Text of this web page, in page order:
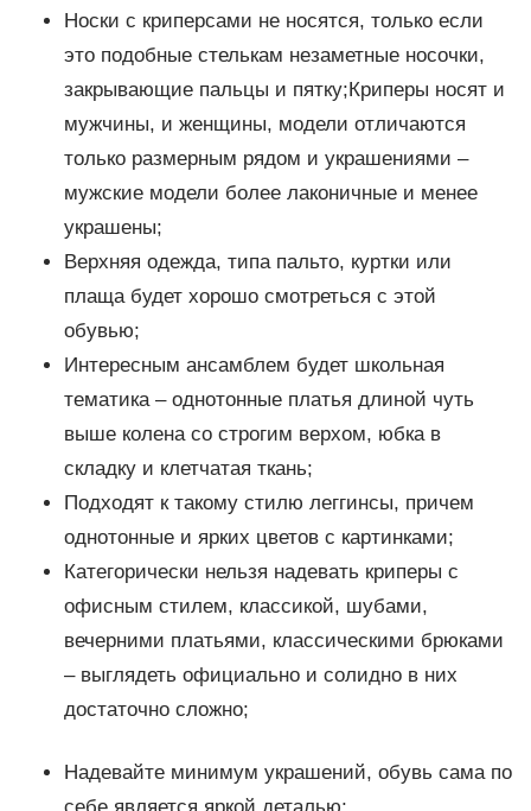
Носки с криперсами не носятся, только если
это подобные стелькам незаметные носочки,
закрывающие пальцы и пятку;Криперы носят и
мужчины, и женщины, модели отличаются
только размерным рядом и украшениями –
мужские модели более лаконичные и менее
украшены;
Верхняя одежда, типа пальто, куртки или
плаща будет хорошо смотреться с этой
обувью;
Интересным ансамблем будет школьная
тематика – однотонные платья длиной чуть
выше колена со строгим верхом, юбка в
складку и клетчатая ткань;
Подходят к такому стилю леггинсы, причем
однотонные и ярких цветов с картинками;
Категорически нельзя надевать криперы с
офисным стилем, классикой, шубами,
вечерними платьями, классическими брюками
– выглядеть официально и солидно в них
достаточно сложно;
Надевайте минимум украшений, обувь сама по